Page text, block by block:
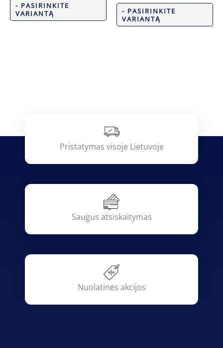
- PASIRINKITE
VARIANTĄ
- PASIRINKITE
VARIANTĄ
Pristatymas visoje Lietuvoje
Saugus atsiskaitymas
Nuolatinės akcijos